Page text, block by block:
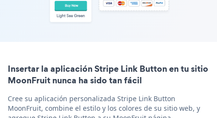
Insertar la aplicación Stripe Link Button en tu sitio
MoonFruit nunca ha sido tan fácil
Cree su aplicación personalizada Stripe Link Button
MoonFruit, combine el estilo y los colores de su sitio web, y